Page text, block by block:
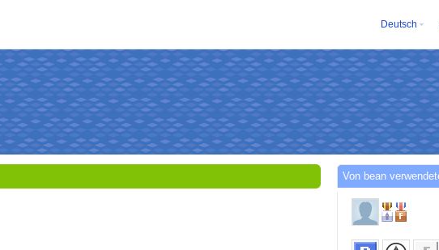
Deutsch
Von bean